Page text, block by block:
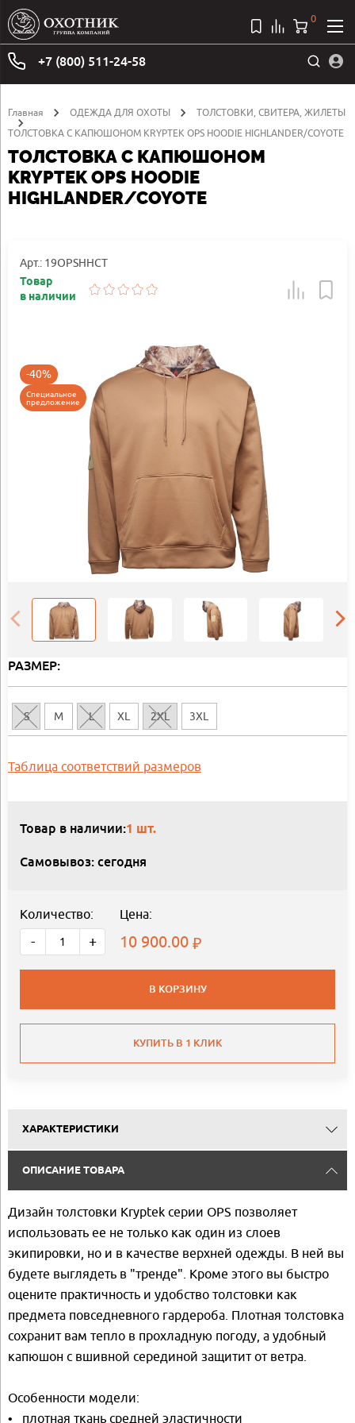
+7 (800) 511-24-58
0
Главная ОДЕЖДА ДЛЯ ОХОТЫ
ТОЛСТОВКИ, СВИТЕРА, ЖИЛЕТЫ
ТОЛСТОВКА С КАПЮШОНОМ KRYPTEK OPS HOODIE HIGHLANDER/COYOTE
ТОЛСТОВКА С КАПЮШОНОМ
KRYPTEK OPS HOODIE
HIGHLANDER/COYOTE
Арт.: 19OPSHHCT
Товар
в наличии
-40%
Специальное
предложение
РАЗМЕР:
S M L XL 2XL 3XL
Таблица соответствий размеров
Товар в наличии:1 шт.
Самовывоз: сегодня
Количество:
- +
Цена:
10 900.00
В КОРЗИНУ
КУПИТЬ В 1 КЛИК
ХАРАКТЕРИСТИКИ
ОПИСАНИЕ ТОВАРА
Дизайн толстовки Kryptek серии OPS позволяет
использовать ее не только как один из слоев
экипировки, но и в качестве верхней одежды. В ней вы
будете выглядеть в "тренде". Кроме этого вы быстро
оцените практичность и удобство толстовки как
предмета повседневного гардероба. Плотная толстовка
сохранит вам тепло в прохладную погоду, а удобный
капюшон с вшивной серединой защитит от ветра.
Особенности модели:
• плотная ткань средней эластичности